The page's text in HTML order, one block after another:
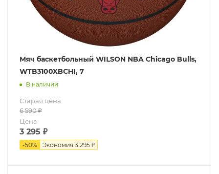
Мяч баскетбольный WILSON NBA Chicago Bulls,
WTB3100XBCHI, 7
В наличии
Старая цена
6 590₽
Цена
3 295 ₽
-50% Экономия 3 295 ₽